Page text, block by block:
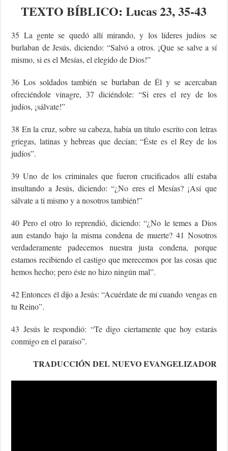
TEXTOBÍBLICO: Lucas 23, 35-43
35 La gente se quedó allí mirando, y los líderes judíos se
burlaban de Jesús, diciendo: “Salvó a otros. ¡Que se salve a sí
mismo, si es el Mesías, el elegido de Dios!”
36 Los soldados también se burlaban de Él y se acercaban
ofreciéndole vinagre, 37 diciéndole: “Si eres el rey de los
judíos, ¡sálvate!”
38 En la cruz, sobre su cabeza, había un título escrito con letras
griegas, latinas y hebreas que decían; “Éste es el Rey de los
judíos”.
39 Uno de los criminales que fueron crucificados allí estaba
insultando a Jesús, diciendo: “¿No eres el Mesías? ¡Así que
sálvate a ti mismo y a nosotros también!”
40 Pero el otro lo reprendió, diciendo: “¿No le temes a Dios
aun estando bajo la misma condena de muerte? 41 Nosotros
verdaderamente padecemos nuestra justa condena, porque
estamos recibiendo el castigo que merecemos por las cosas que
hemos hecho; pero éste no hizo ningún mal”.
42 Entonces él dijo a Jesús: “Acuérdate de mí cuando vengas en
tu Reino”.
43 Jesús le respondió: “Te digo ciertamente que hoy estarás
conmigo en el paraíso”.
TRADUCCIÓN DEL NUEVO EVANGELIZADOR